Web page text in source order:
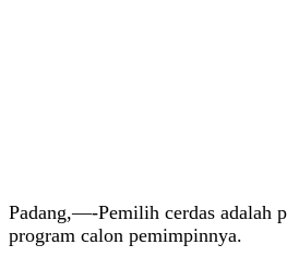
Padang,—-Pemilih cerdas adalah
program calon pemimpinnya.